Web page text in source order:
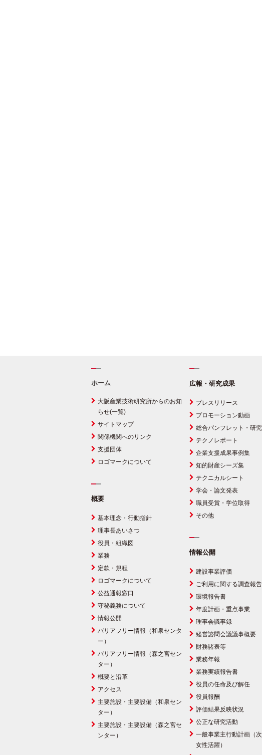
ホーム
大阪産業技術研究所からのお知
らせ(一覧)
サイトマップ
関係機関へのリンク
支援団体
ロゴマークについて
概要
基本理念・行動指針
理事長あいさつ
役員・組織図
業務
定款・規程
ロゴマークについて
公益通報窓口
守秘義務について
情報公開
バリアフリー情報（和泉センタ
ー）
バリアフリー情報（森之宮セン
ター）
概要と沿革
アクセス
主要施設・主要設備（和泉セン
ター）
主要施設・主要設備（森之宮セ
ンター）
広報・研究成果
プレスリリース
プロモーション動画
総合パンフレット・研
テクノレポート
企業支援成果事例集
知的財産シーズ集
テクニカルシート
学会・論文発表
職員受賞・学位取得
その他
情報公開
建設事業評価
ご利用に関する調査報告
環境報告書
年度計画・重点事業
理事会議事録
経営諮問会議議事概要
財務諸表等
業務年報
業務実績報告書
役員の任命及び解任
役員報酬
評価結果反映状況
公正な研究活動
一般事業主行動計画（次
女性活躍）